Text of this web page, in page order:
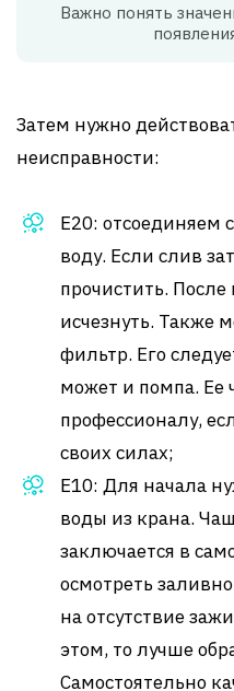
Важно понять
Затем нужно
неисправности:
Е20: отсоединяем
воду. Если слив
прочистить.
исчезнуть. Также
фильтр. Его
может и помпа. Ее
профессионалу,
своих силах;
Е10: Для начала
воды из крана.
заключается в
осмотреть
на отсутствие
этом, то лучше
Самостоятельно